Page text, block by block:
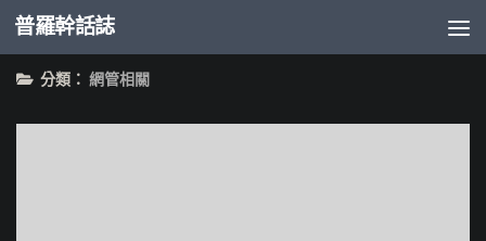
Skip to content
普羅幹話誌
分類： 網管相關